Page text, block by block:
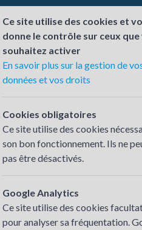
challenge Qui participe ?
Ce site utilise des cookies et
donne le contrôle sur ceux que
souhaitez activer
En savoir plus sur la gestion de
données et vos droits
Cookies obligatoires
Ce site utilise des cookies
son bon fonctionnement. Ils ne
pas être désactivés.
Google Analytics
Ce site utilise des cookies
pour analyser sa fréquentation.